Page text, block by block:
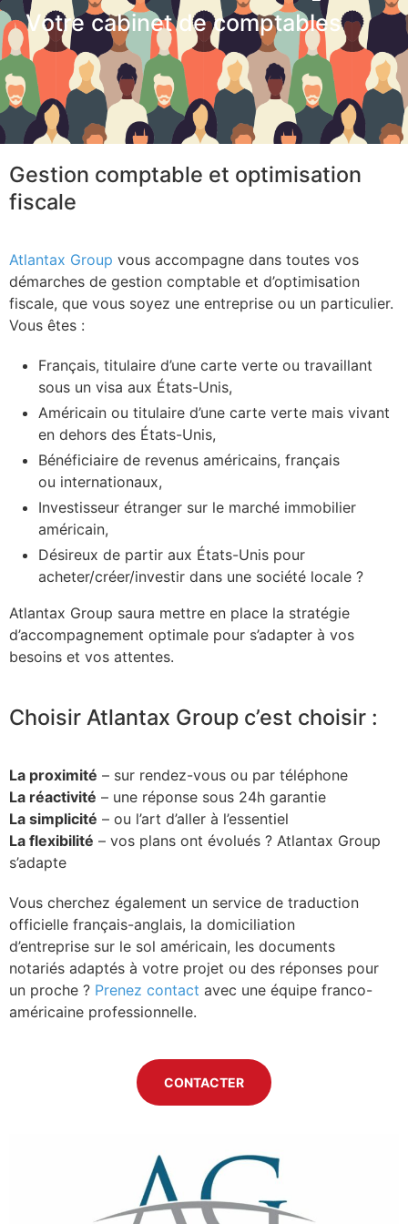
Votre cabinet de comptables
Gestion comptable et optimisation
fiscale
Atlantax Group vous accompagne dans toutes vos
démarches de gestion comptable et d’optimisation
fiscale, que vous soyez une entreprise ou un particulier.
Vous êtes :
Français, titulaire d’une carte verte ou travaillant
sous un visa aux États-Unis,
Américain ou titulaire d’une carte verte mais vivant
en dehors des États-Unis,
Bénéficiaire de revenus américains, français
ou internationaux,
Investisseur étranger sur le marché immobilier
américain,
Désireux de partir aux États-Unis pour
acheter/créer/investir dans une société locale ?
Atlantax Group saura mettre en place la stratégie
d’accompagnement optimale pour s’adapter à vos
besoins et vos attentes.
Choisir Atlantax Group c’est choisir :
La proximité – sur rendez-vous ou par téléphone
La réactivité – une réponse sous 24h garantie
La simplicité – ou l’art d’aller à l’essentiel
La flexibilité – vos plans ont évolués ? Atlantax Group
s’adapte
Vous cherchez également un service de traduction
officielle français-anglais, la domiciliation
d’entreprise sur le sol américain, les documents
notariés adaptés à votre projet ou des réponses pour
un proche ? Prenez contact avec une équipe franco-
américaine professionnelle.
CONTACTER